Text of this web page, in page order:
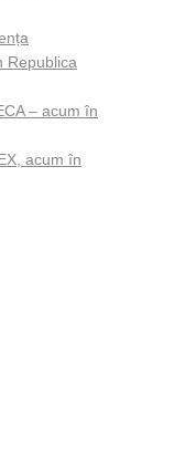
Republica
– acum în
acum în